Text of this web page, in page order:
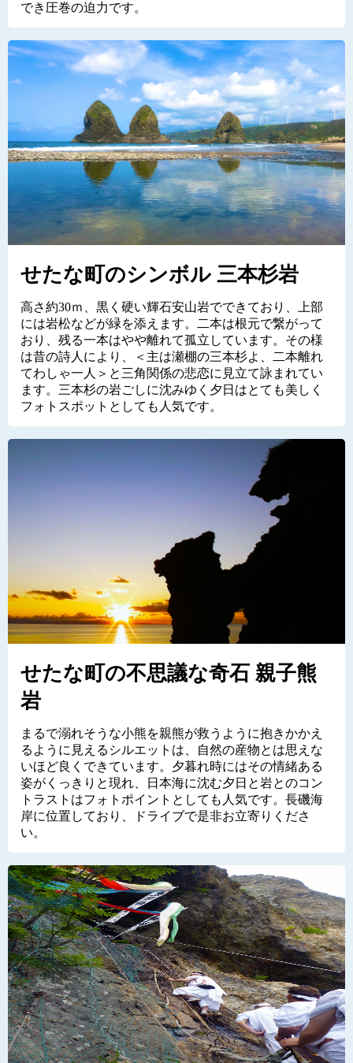
でき圧巻の迫力です。
せたな町のシンボル 三本杉岩
高さ約30ｍ、黒く硬い輝石安山岩でできており、上部
には岩松などが緑を添えます。二本は根元で繋がって
おり、残る一本はやや離れて孤立しています。その様
は昔の詩人により、＜主は瀬棚の三本杉よ、二本離れ
てわしゃ一人＞と三角関係の悲恋に見立て詠まれてい
ます。三本杉の岩ごしに沈みゆく夕日はとても美しく
フォトスポットとしても人気です。
せたな町の不思議な奇石 親子熊
岩
まるで溺れそうな小熊を親熊が救うように抱きかかえ
るように見えるシルエットは、自然の産物とは思えな
いほど良くできています。夕暮れ時にはその情緒ある
姿がくっきりと現れ、日本海に沈む夕日と岩とのコン
トラストはフォトポイントとしても人気です。長磯海
岸に位置しており、ドライブで是非お立寄りくださ
い。